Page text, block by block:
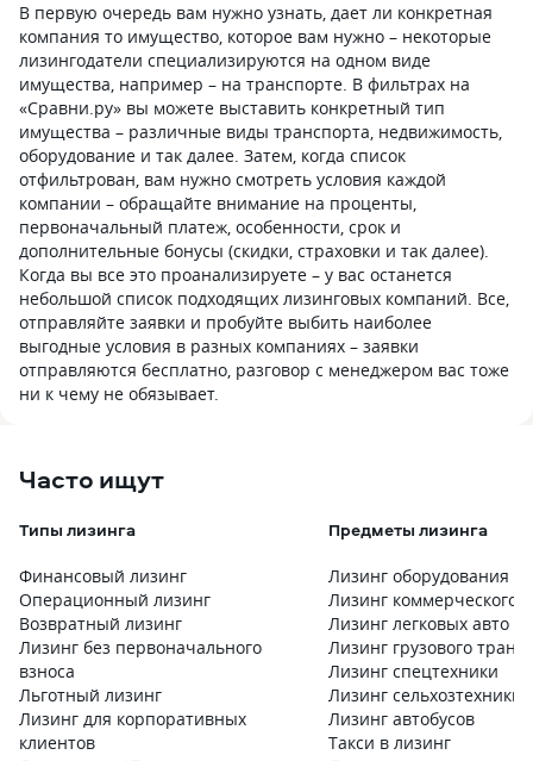
В первую очередь вам нужно узнать, дает ли конкретная
компания то имущество, которое вам нужно – некоторые
лизингодатели специализируются на одном виде
имущества, например – на транспорте. В фильтрах на
«Сравни.ру» вы можете выставить конкретный тип
имущества – различные виды транспорта, недвижимость,
оборудование и так далее. Затем, когда список
отфильтрован, вам нужно смотреть условия каждой
компании – обращайте внимание на проценты,
первоначальный платеж, особенности, срок и
дополнительные бонусы (скидки, страховки и так далее).
Когда вы все это проанализируете – у вас останется
небольшой список подходящих лизинговых компаний. Все,
отправляйте заявки и пробуйте выбить наиболее
выгодные условия в разных компаниях – заявки
отправляются бесплатно, разговор с менеджером вас тоже
ни к чему не обязывает.
Часто ищут
Типы лизинга
Финансовый лизинг
Операционный лизинг
Возвратный лизинг
Лизинг без первоначального
взноса
Льготный лизинг
Лизинг для корпоративных
клиентов
Предметы лизинга
Лизинг оборудования
Лизинг коммерческого
Лизинг легковых авто
Лизинг грузового
Лизинг спецтехники
Лизинг сельхозтехники
Лизинг автобусов
Такси в лизинг